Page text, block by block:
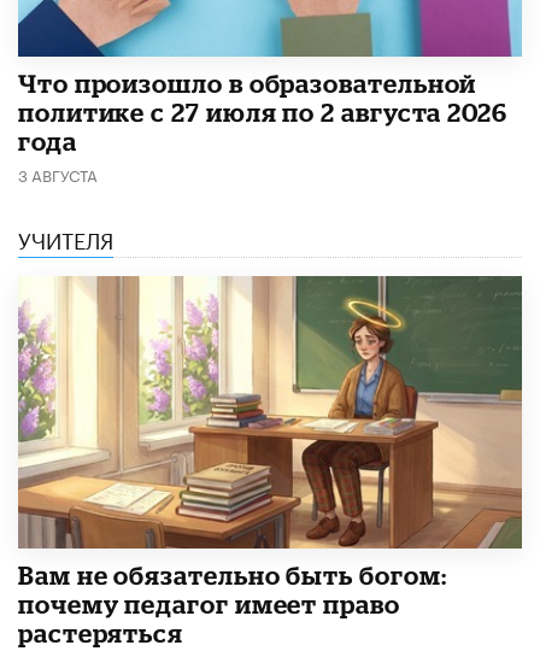
​Что произошло в образовательной
политике с 27 июля по 2 августа 2026
года
3 АВГУСТА
УЧИТЕЛЯ
​Вам не обязательно быть богом:
почему педагог имеет право
растеряться